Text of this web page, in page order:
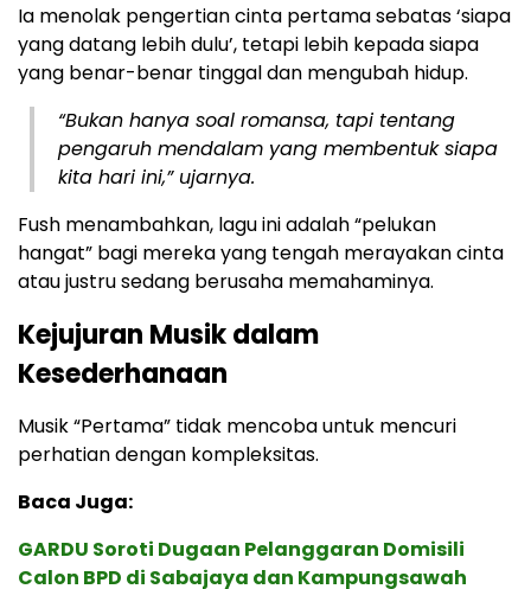
Ia menolak pengertian cinta pertama sebatas ‘siapa
yang datang lebih dulu’, tetapi lebih kepada siapa
yang benar-benar tinggal dan mengubah hidup.
“Bukan hanya soal romansa, tapi tentang
pengaruh mendalam yang membentuk siapa
kita hari ini,” ujarnya.
Fush menambahkan, lagu ini adalah “pelukan
hangat” bagi mereka yang tengah merayakan cinta
atau justru sedang berusaha memahaminya.
Kejujuran Musik dalam
Kesederhanaan
Musik “Pertama” tidak mencoba untuk mencuri
perhatian dengan kompleksitas.
Baca Juga:
GARDU Soroti Dugaan Pelanggaran Domisili
Calon BPD di Sabajaya dan Kampungsawah